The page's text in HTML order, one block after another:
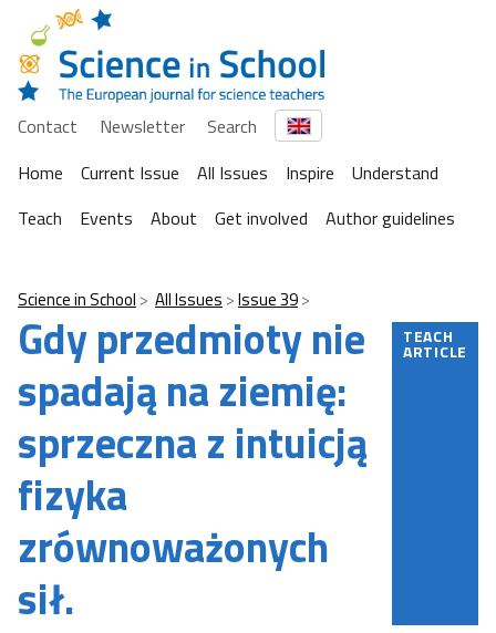
Contact Newsletter
Search
Home
Current Issue All Issues Inspire
Understand
Teach
Events About Get involved Author guidelines
Science in School All Issues Issue 39
Gdy przedmioty nie
spadają na ziemię:
sprzeczna z intuicją
fizyka
zrównoważonych
sił.
TEACH
ARTICLE